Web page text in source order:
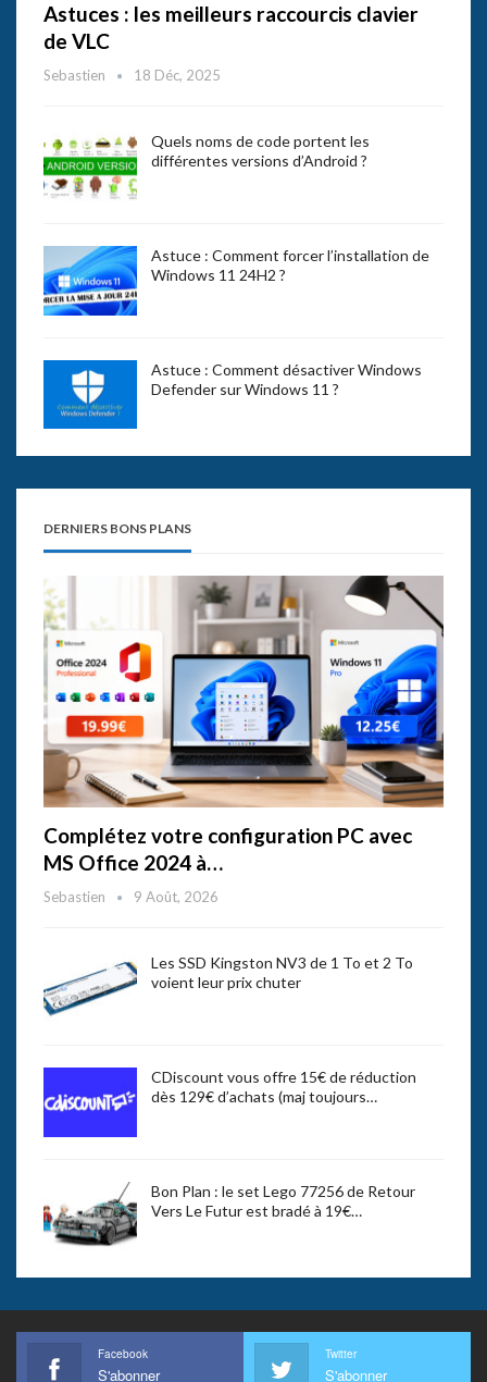
Astuces : les meilleurs raccourcis clavier
de VLC
Sebastien 18 Déc, 2025
Quels noms de code portent les
différentes versions d’Android ?
Astuce : Comment forcer l’installation de
Windows 11 24H2 ?
Astuce : Comment désactiver Windows
Defender sur Windows 11 ?
DERNIERS BONS PLANS
Complétez votre configuration PC avec
MS Office 2024 à…
Sebastien 9 Août, 2026
Les SSD Kingston NV3 de 1 To et 2 To
voient leur prix chuter
CDiscount vous offre 15€ de réduction
dès 129€ d’achats (maj toujours…
Bon Plan : le set Lego 77256 de Retour
Vers Le Futur est bradé à 19€…
Facebook
S'abonner
Twitter
S'abonner